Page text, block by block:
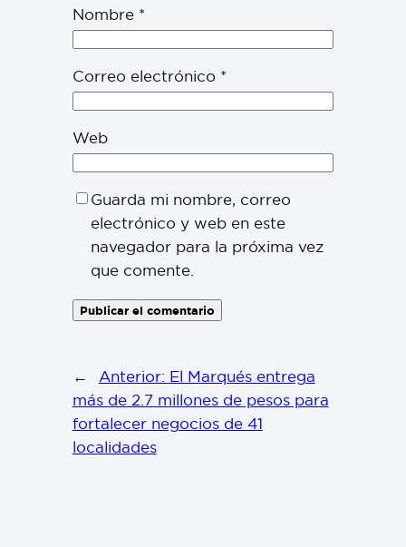
Nombre *
Correo electrónico *
Web
Guarda mi nombre, correo
electrónico y web en este
navegador para la próxima vez
que comente.
← Anterior: El Marqués entrega
más de 2.7 millones de pesos para
fortalecer negocios de 41
localidades